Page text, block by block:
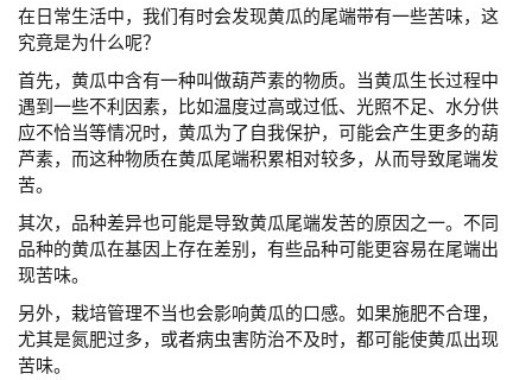
在日常生活中，我们有时会发现黄瓜的尾端带有一些苦味，这
究竟是为什么呢？
首先，黄瓜中含有一种叫做葫芦素的物质。当黄瓜生长过程中
遇到一些不利因素，比如温度过高或过低、光照不足、水分供
应不恰当等情况时，黄瓜为了自我保护，可能会产生更多的葫
芦素，而这种物质在黄瓜尾端积累相对较多，从而导致尾端发
苦。
其次，品种差异也可能是导致黄瓜尾端发苦的原因之一。不同
品种的黄瓜在基因上存在差别，有些品种可能更容易在尾端出
现苦味。
另外，栽培管理不当也会影响黄瓜的口感。如果施肥不合理，
尤其是氮肥过多，或者病虫害防治不及时，都可能使黄瓜出现
苦味。